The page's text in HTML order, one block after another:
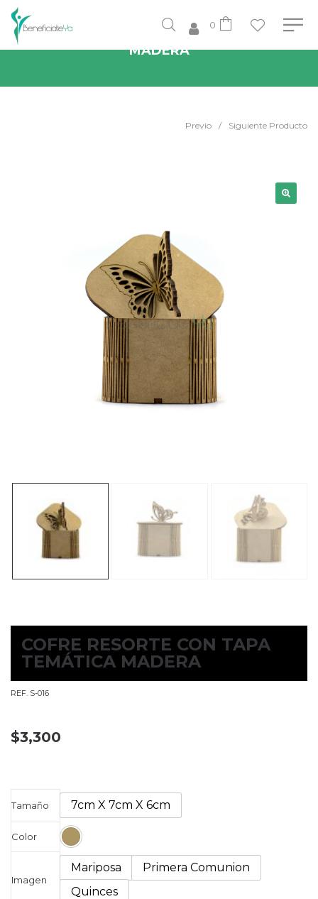
0
COFRE RESORTE CON TAPA TEMÁTICA
MADERA
Previo / Siguiente Producto
COFRE RESORTE CON TAPA
TEMÁTICA MADERA
REF. S-016
$3,300
Tamaño 7cm X 7cm X 6cm
Color
Imagen
Mariposa
Primera Comunion
Quinces